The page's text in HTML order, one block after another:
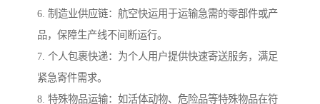
6. 制造业供应链：航空快运用于运输急需的零部件或产
品，保障生产线不间断运行。
7. 个人包裹快递：为个人用户提供快速寄送服务，满足
紧急寄件需求。
8. 特殊物品运输：如活体动物、危险品等特殊物品在符